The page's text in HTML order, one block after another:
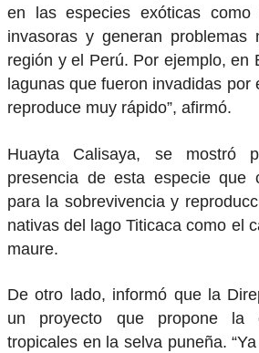
en las especies exóticas
invasoras y generan problemas
región y el Perú. Por ejemplo, en
lagunas que fueron invadidas por
reproduce muy rápido”, afirmó.
Huayta Calisaya, se mostró
presencia de esta especie que
para la sobrevivencia y
nativas del lago Titicaca como el
maure.
De otro lado, informó que la
un proyecto que propone la
tropicales en la selva puneña.